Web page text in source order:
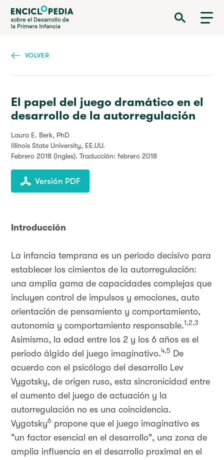
Pasar
contenido
Enciclopedia sobre el Desarrollo de la Primera Infancia
VOLVER
El papel del juego dramático en el
desarrollo de la autorregulación
Laura E. Berk, PhD
Illinois State University, EE.UU.
Febrero 2018 (Ingles). Traducción: febrero 2018
Versión PDF
Introducción
La infancia temprana es un periodo decisivo para
establecer los cimientos de la autorregulación:
una amplia gama de capacidades complejas que
incluyen control de impulsos y emociones, auto
orientación de pensamiento y comportamiento,
autonomía y comportamiento responsable.1,2,3
Asimismo, la edad entre los 2 y los 6 años es el
periodo álgido del juego imaginativo.4,5 De
acuerdo con el psicólogo del desarrollo Lev
Vygotsky, de origen ruso, esta sincronicidad entre
el aumento del juego de actuación y la
autorregulación no es una coincidencia.
Vygotsky6 propone que el juego imaginativo es
"un factor esencial en el desarrollo", una zona de
amplia influencia en el desarrollo proximal en el